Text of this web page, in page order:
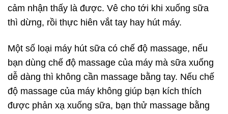
cảm nhận thấy là được. Vê cho tới khi xuống sữa
thì dừng, rồi thực hiên vắt tay hay hút máy.
Một số loại máy hút sữa có chế độ massage, nếu
bạn dùng chế độ massage của máy mà sữa xuống
dễ dàng thì không cần massage bằng tay. Nếu chế
độ massage của máy không giúp bạn kích thích
được phản xạ xuống sữa, bạn thử massage bằng